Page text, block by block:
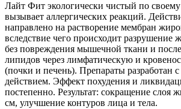
Лайт Фит экологически чистый по своему
вызывает аллергических реакций.
направлено на растворение мембран
вследствие чего происходит
без повреждения мышечной ткани и
липидов через лимфатическую и
(почки и печень). Препараты разработан
действием. Эффект похудения и
постепенно. Результат: сокращение слоя
см, улучшение контуров лица и тела.